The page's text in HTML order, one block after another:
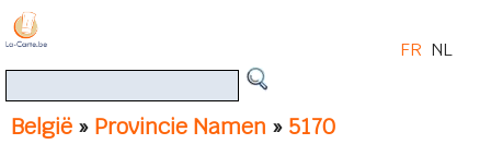
België » Provincie Namen » 5170
FR NL